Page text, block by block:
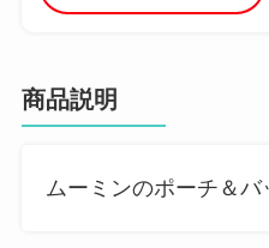
商品説明
ムーミンのポーチ＆バ